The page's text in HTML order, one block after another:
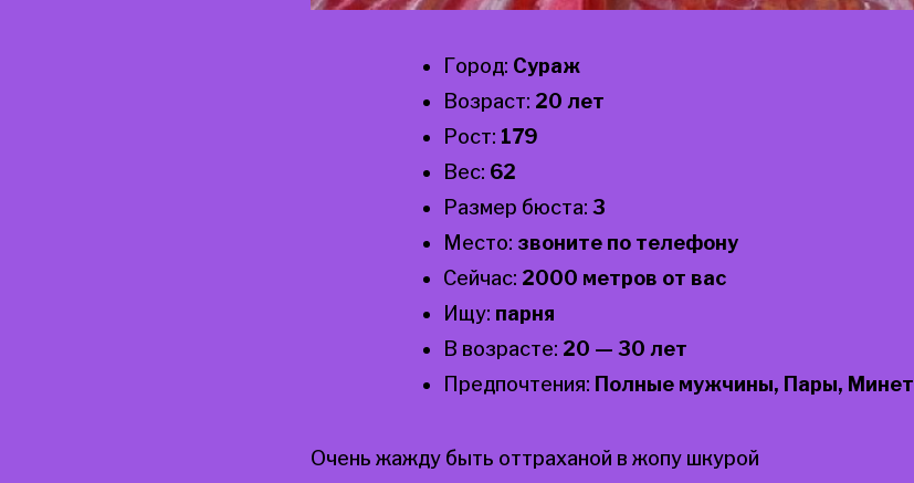
Город: Сураж
Возраст: 20 лет
Рост: 179
Вес: 62
Размер бюста: 3
Место: звоните по телефону
Сейчас: 2000 метров от вас
Ищу: парня
В возрасте: 20 — 30 лет
Предпочтения: Полные мужчины, Пары, Минет
Очень жажду быть оттраханой в жопу шкурой